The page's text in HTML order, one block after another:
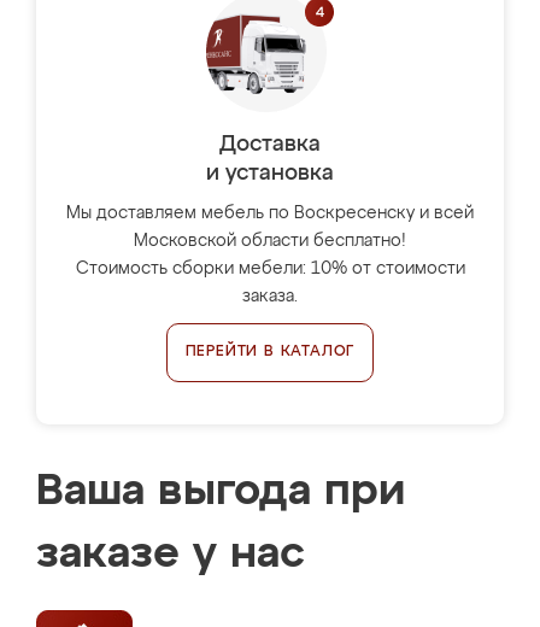
Доставка
и установка
Мы доставляем мебель по Воскресенску и всей
Московской области бесплатно!
Стоимость сборки мебели: 10% от стоимости
заказа.
ПЕРЕЙТИ В КАТАЛОГ
Ваша выгода при
заказе у нас